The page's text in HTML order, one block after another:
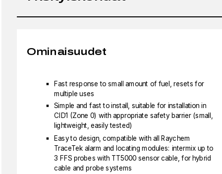
Ominaisuudet
Fast response to small amount of fuel, resets for
multiple uses
Simple and fast to install, suitable for installation in
CID1 (Zone 0) with appropriate safety barrier (small,
lightweight, easily tested)
Easy to design, compatible with all Raychem
TraceTek alarm and locating modules: intermix up to
3 FFS probes with TT5000 sensor cable, for hybrid
cable and probe systems